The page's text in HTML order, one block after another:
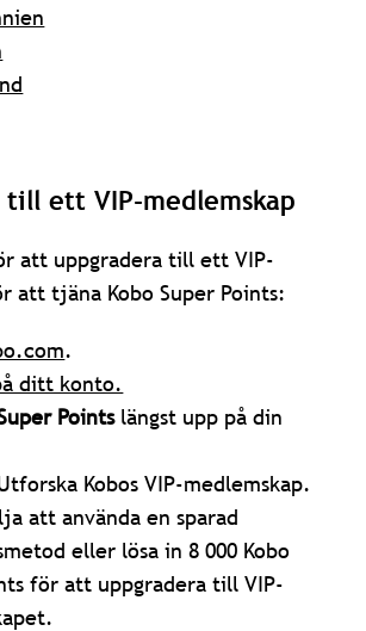
till ett VIP-medlemskap
att uppgradera till ett VIP-
att tjäna Kobo Super Points:
.
ditt konto.
Pointslängst upp på din
Kobos VIP-medlemskap.
att använda en sparad
eller lösa in 8 000 Kobo
för att uppgradera till VIP-